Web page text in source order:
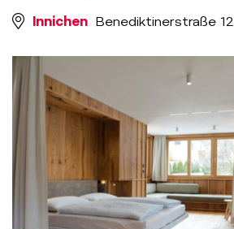
Innichen Benediktinerstraße 12